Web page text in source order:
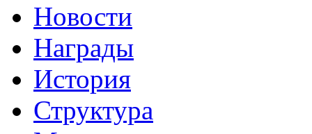
Новости
Награды
История
Структура